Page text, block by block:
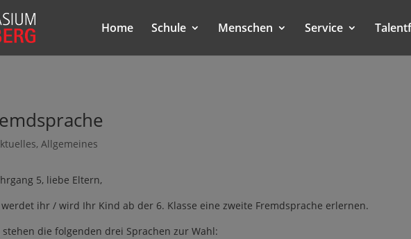
Home Schule Menschen Service
, Allgemeines
5, liebe Eltern,
ihr / wird Ihr Kind ab der 6. Klasse eine zweite Fremdsprache erlernen.
die folgenden drei Sprachen zur Wahl: